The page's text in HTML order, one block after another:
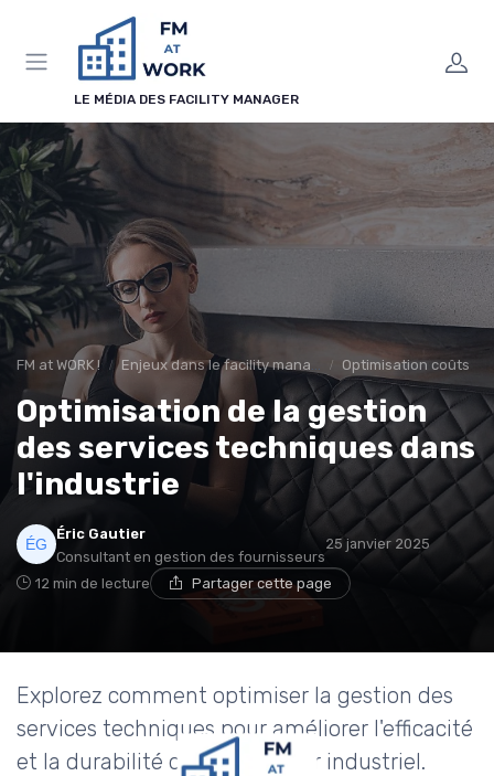
LE MÉDIA DES FACILITY MANAGER
FM at WORK ! Enjeux dans le facility management Optimisation coûts
Optimisation de la gestion
des services techniques dans
l'industrie
Éric Gautier
Consultant en gestion des fournisseurs
25 janvier 2025
12 min de lecture Partager cette page
Explorez comment optimiser la gestion des
services techniques pour améliorer l'efficacité
et la durabilité dans le secteur industriel.
Panneau de gestion des cookies